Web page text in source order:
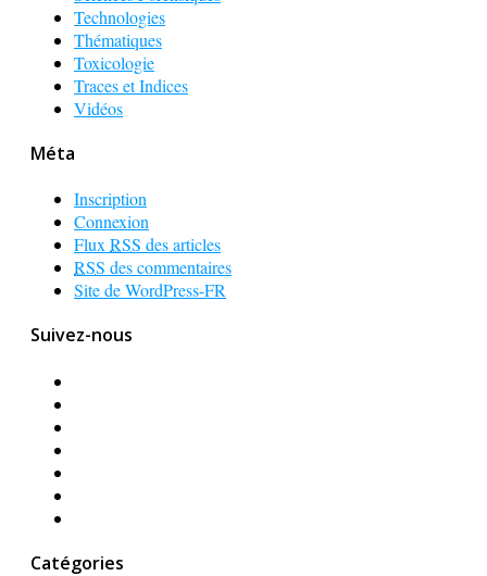
Technologies
Thématiques
Toxicologie
Traces et Indices
Vidéos
Méta
Inscription
Connexion
Flux RSS des articles
RSS des commentaires
Site de WordPress-FR
Suivez-nous
Catégories